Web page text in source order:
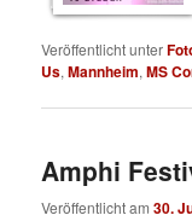
Veröffentlicht unter
Us,Mannheim,MS
Amphi
Veröffentlicht am30.